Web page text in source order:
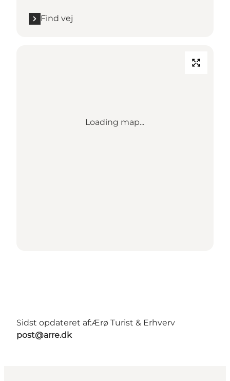
Find vej
Loading map...
Sidst opdateret af:Ærø Turist & Erhverv
post@arre.dk